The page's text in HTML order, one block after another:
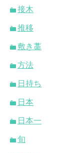
接木
推移
敷き藁
方法
日持ち
日本
日本一
旬